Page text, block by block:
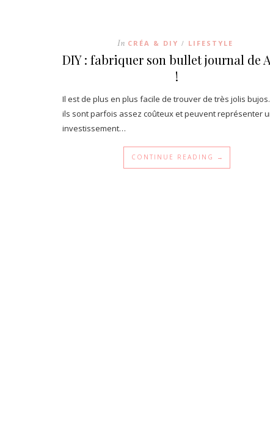
In CRÉA & DIY / LIFESTYLE
DIY : fabriquer son bullet journal de
!
Il est de plus en plus facile de trouver de très jolis
ils sont parfois assez coûteux et peuvent représenter
investissement…
CONTINUE READING →